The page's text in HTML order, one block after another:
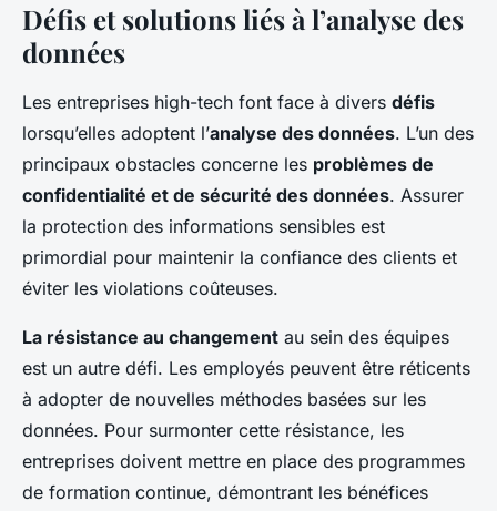
Défis et solutions liés à l’analyse des
données
Les entreprises high-tech font face à divers défis
lorsqu’elles adoptent l’analyse des données. L’un des
principaux obstacles concerne les problèmes de
confidentialité et de sécurité des données. Assurer
la protection des informations sensibles est
primordial pour maintenir la confiance des clients et
éviter les violations coûteuses.
La résistance au changement au sein des équipes
est un autre défi. Les employés peuvent être réticents
à adopter de nouvelles méthodes basées sur les
données. Pour surmonter cette résistance, les
entreprises doivent mettre en place des programmes
de formation continue, démontrant les bénéfices